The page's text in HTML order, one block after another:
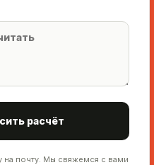
расчёт
на почту. Мы свяжемся с вами